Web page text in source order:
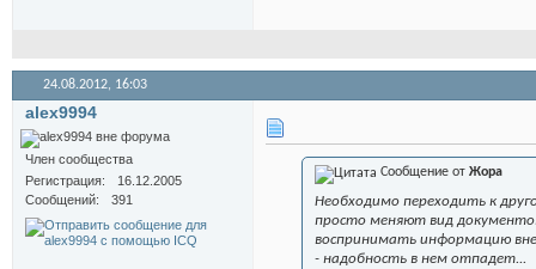
24.08.2012, 16:03
alex9994
Член сообщества
Регистрация
16.12.2005
Сообщений
391
Сообщение от Жора
Необходимо переходить к
просто меняют вид
воспринимать информацию
- надобность в нем отпадет...